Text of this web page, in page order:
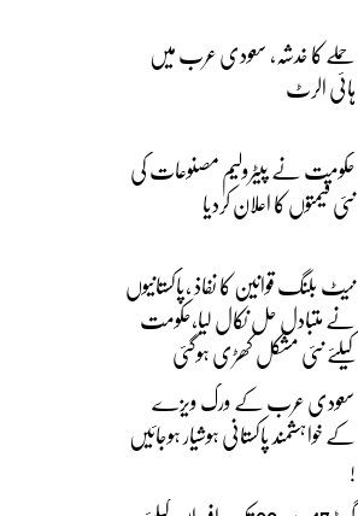
حملے کا خدشہ، سعودی عرب میں
ہائی الرٹ
حکومت نے پیٹرولیم مصنوعات کی
نئی قیمتوں کا اعلان کردیا
نیٹ بلنگ قوانین کا نفاذ ،پاکستانیوں
نے متبادل حل نکال لیا،حکومت
کیلئے نئی مشکل کھڑی ہوگئی
سعودی عرب کے ورک ویزے
کے خواہشمند پاکستانی ہوشیار ہوجائیں
!